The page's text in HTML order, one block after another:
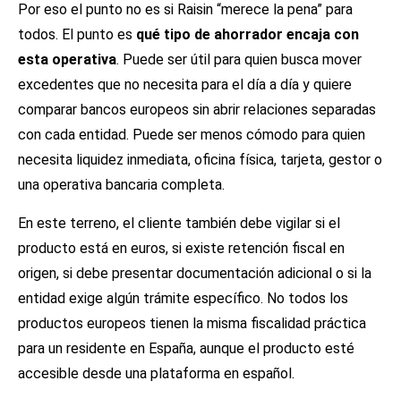
Por eso el punto no es si Raisin “merece la pena” para
todos. El punto es qué tipo de ahorrador encaja con
esta operativa. Puede ser útil para quien busca mover
excedentes que no necesita para el día a día y quiere
comparar bancos europeos sin abrir relaciones separadas
con cada entidad. Puede ser menos cómodo para quien
necesita liquidez inmediata, oficina física, tarjeta, gestor o
una operativa bancaria completa.
En este terreno, el cliente también debe vigilar si el
producto está en euros, si existe retención fiscal en
origen, si debe presentar documentación adicional o si la
entidad exige algún trámite específico. No todos los
productos europeos tienen la misma fiscalidad práctica
para un residente en España, aunque el producto esté
accesible desde una plataforma en español.